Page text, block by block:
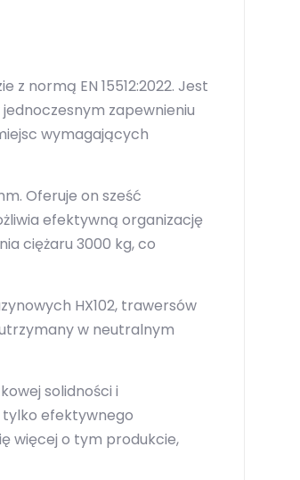
z normą EN 15512:2022. Jest
zapewnieniu
wymagających
Oferuje on sześć
efektywną organizację
ciężaru 3000 kg, co
HX102, trawersów
w neutralnym
solidności i
tylko efektywnego
więcej o tym produkcie,